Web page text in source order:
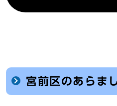
宮前区のあらま